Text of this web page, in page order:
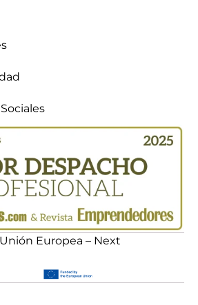
Europea – Next